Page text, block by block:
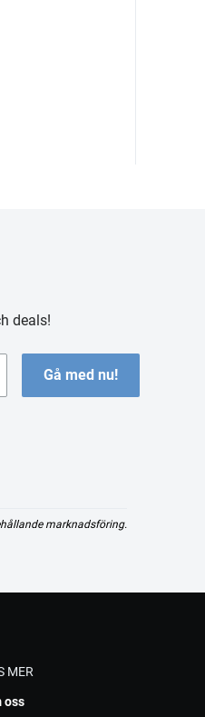
deals!
Gå med nu!
marknadsföring.
MER
oss